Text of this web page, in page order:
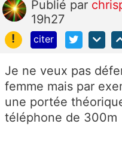
Publié par
19h27
!
citer
Je ne veux pas
femme mais par
une portée
téléphone de